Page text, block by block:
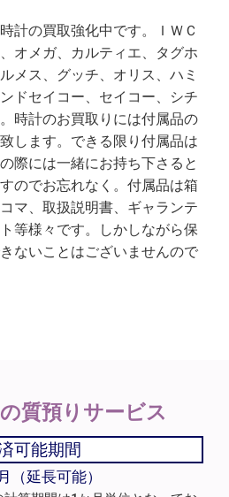
計の買取強化中です。ＩＷＣ
オメガ、カルティエ、タグホ
メス、グッチ、オリス、ハミ
ドセイコー、セイコー、シチ
時計のお買取りには付属品の
します。できる限り付属品は
際には一緒にお持ち下さると
のでお忘れなく。付属品は箱
マ、取扱説明書、ギャランテ
等様々です。しかしながら保
ないことはございませんので
質預りサービス
可能期間
（延長可能）